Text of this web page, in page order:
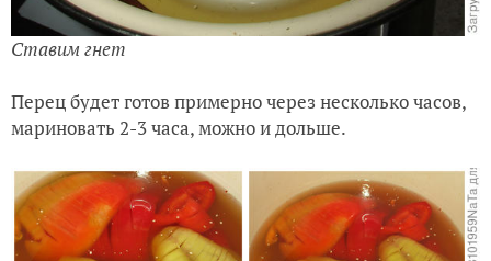
Ставим гнет
Перец будет готов примерно через несколько часов,
мариновать 2-3 часа, можно и дольше.